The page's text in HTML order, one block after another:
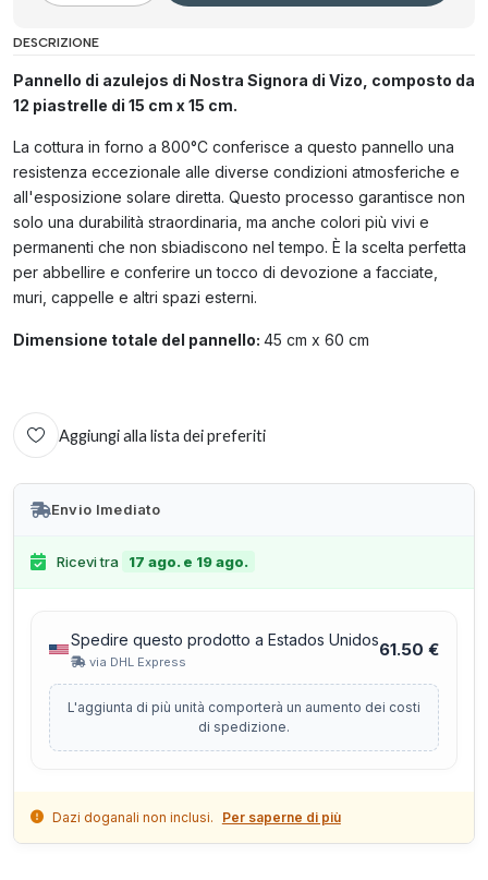
DESCRIZIONE
Pannello di azulejos di Nostra Signora di Vizo, composto da
12 piastrelle di 15 cm x 15 cm.
La cottura in forno a 800°C conferisce a questo pannello una
resistenza eccezionale alle diverse condizioni atmosferiche e
all'esposizione solare diretta. Questo processo garantisce non
solo una durabilità straordinaria, ma anche colori più vivi e
permanenti che non sbiadiscono nel tempo. È la scelta perfetta
per abbellire e conferire un tocco di devozione a facciate,
muri, cappelle e altri spazi esterni.
Dimensione totale del pannello: 45 cm x 60 cm
Aggiungi alla lista dei preferiti
Envio Imediato
Ricevi tra 17 ago. e 19 ago.
Spedire questo prodotto a Estados Unidos
via DHL Express
61.50 €
L'aggiunta di più unità comporterà un aumento dei costi
di spedizione.
Dazi doganali non inclusi. Per saperne di più